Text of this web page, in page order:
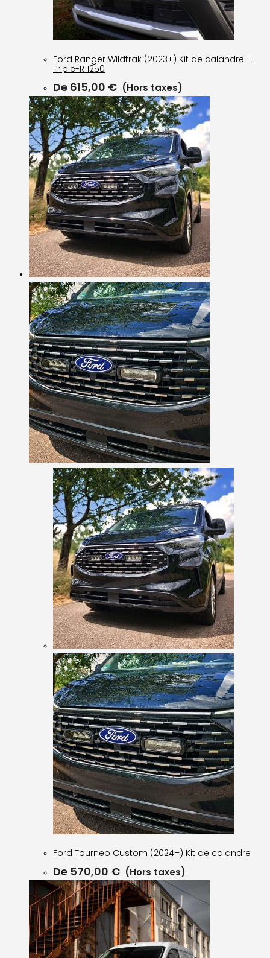
Ford Ranger Wildtrak (2023+) Kit de calandre –
Triple-R 1250
De 615,00 € (Hors taxes)
Ford Tourneo Custom (2024+) Kit de calandre
De 570,00 € (Hors taxes)